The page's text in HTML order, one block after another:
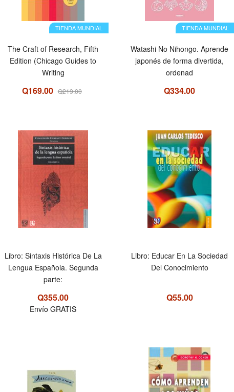
TIENDA MUNDIAL
The Craft of Research, Fifth
Edition (Chicago Guides to
Writing
Q169.00 Q219.00
TIENDA MUNDIAL
Watashi No Nihongo. Aprende
japonés de forma divertida,
ordenad
Q334.00
Libro: Sintaxis Histórica De La
Lengua Española. Segunda
parte:
Q355.00
Envío GRATIS
Libro: Educar En La Sociedad
Del Conocimiento
Q55.00